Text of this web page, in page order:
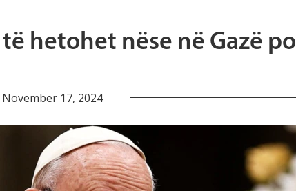
hetohet nëse në Gazë po
November 17, 2024